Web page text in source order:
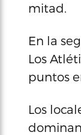
mitad.
En la
Los
puntos
Los